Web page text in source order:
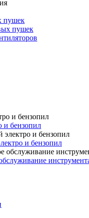
пушек
пушек
и бензопил
и бензопил